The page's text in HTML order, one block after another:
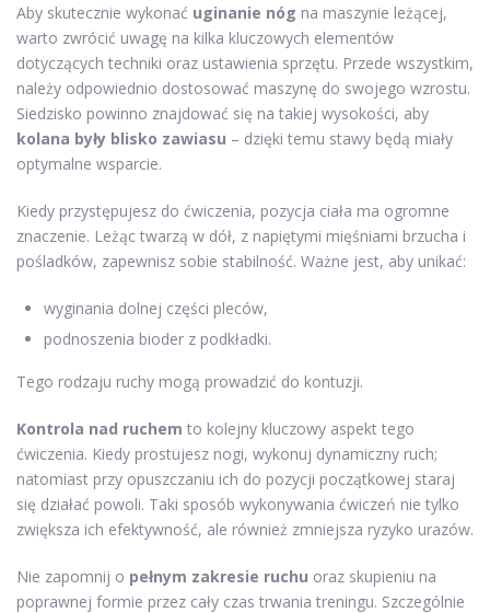
Aby skutecznie wykonać uginanie nóg na maszynie leżącej,
warto zwrócić uwagę na kilka kluczowych elementów
dotyczących techniki oraz ustawienia sprzętu. Przede wszystkim,
należy odpowiednio dostosować maszynę do swojego wzrostu.
Siedzisko powinno znajdować się na takiej wysokości, aby
kolana były blisko zawiasu – dzięki temu stawy będą miały
optymalne wsparcie.
Kiedy przystępujesz do ćwiczenia, pozycja ciała ma ogromne
znaczenie. Leżąc twarzą w dół, z napiętymi mięśniami brzucha i
pośladków, zapewnisz sobie stabilność. Ważne jest, aby unikać:
wyginania dolnej części pleców,
podnoszenia bioder z podkładki.
Tego rodzaju ruchy mogą prowadzić do kontuzji.
Kontrola nad ruchem to kolejny kluczowy aspekt tego
ćwiczenia. Kiedy prostujesz nogi, wykonuj dynamiczny ruch;
natomiast przy opuszczaniu ich do pozycji początkowej staraj
się działać powoli. Taki sposób wykonywania ćwiczeń nie tylko
zwiększa ich efektywność, ale również zmniejsza ryzyko urazów.
Nie zapomnij o pełnym zakresie ruchu oraz skupieniu na
poprawnej formie przez cały czas trwania treningu. Szczególnie